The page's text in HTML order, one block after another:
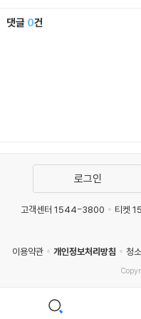
댓글 0건
로그인
고객센터 1544-3800 티켓
이용약관
개인정보처리방침 청